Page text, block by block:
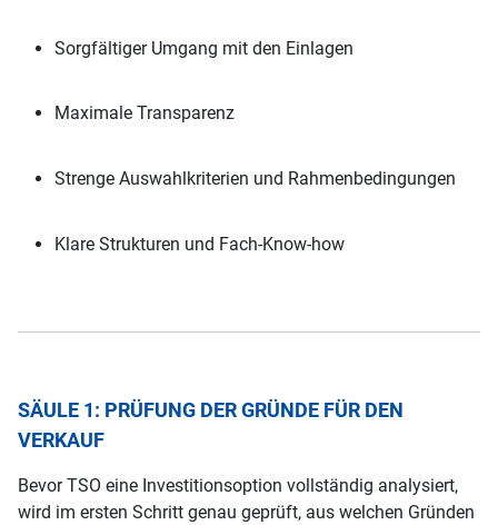
Sorgfältiger Umgang mit den Einlagen
Maximale Transparenz
Strenge Auswahlkriterien und Rahmenbedingungen
Klare Strukturen und Fach-Know-how
SÄULE 1: PRÜFUNG DER GRÜNDE FÜR DEN
VERKAUF
Bevor TSO eine Investitionsoption vollständig analysiert,
wird im ersten Schritt genau geprüft, aus welchen Gründen